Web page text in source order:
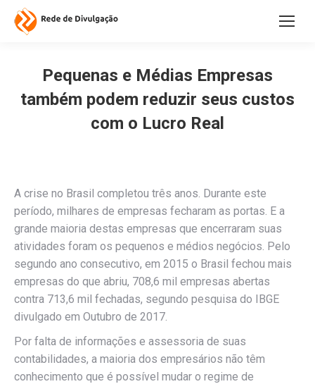
Pequenas e Médias Empresas
também podem reduzir seus custos
com o Lucro Real
A crise no Brasil completou três anos. Durante este
período, milhares de empresas fecharam as portas. E a
grande maioria destas empresas que encerraram suas
atividades foram os pequenos e médios negócios. Pelo
segundo ano consecutivo, em 2015 o Brasil fechou mais
empresas do que abriu, 708,6 mil empresas abertas
contra 713,6 mil fechadas, segundo pesquisa do IBGE
divulgado em Outubro de 2017.
Por falta de informações e assessoria de suas
contabilidades, a maioria dos empresários não têm
conhecimento que é possível mudar o regime de